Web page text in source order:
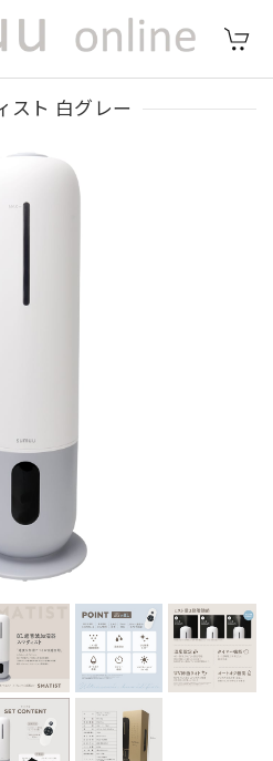
スト 白グレー